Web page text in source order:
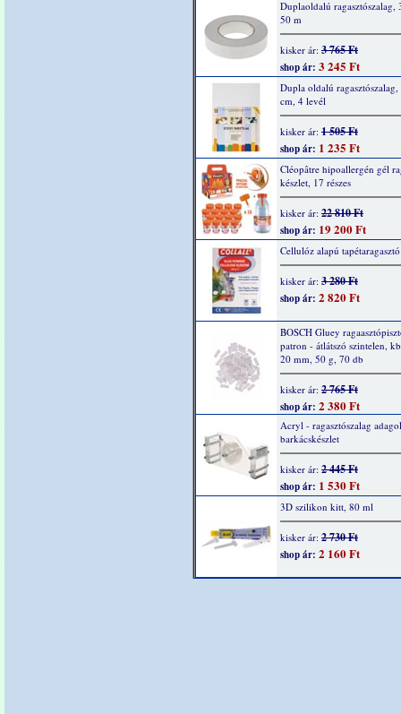
Duplaoldalú ragasztószalag,
50 m
kisker ár: 3 765 Ft
shop ár: 3 245 Ft
Dupla oldalú
cm, 4 levél
kisker ár: 1 505 Ft
shop ár: 1 235 Ft
Cléopâtre hipoallergén gél
készlet, 17 részes
kisker ár: 22 810 Ft
shop ár: 19 200 Ft
Cellulóz alapú
kisker ár: 3 280 Ft
shop ár: 2 820 Ft
BOSCH Gluey
patron - átlátszó szintelen,
20 mm, 50 g, 70 db
kisker ár: 2 765 Ft
shop ár: 2 380 Ft
Acryl - ragasztószalag
barkácskészlet
kisker ár: 2 445 Ft
shop ár: 1 530 Ft
3D szilikon kitt, 80 ml
kisker ár: 2 730 Ft
shop ár: 2 160 Ft